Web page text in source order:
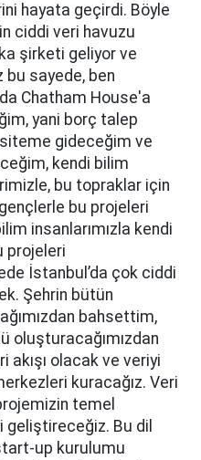
hayata geçirdi. Böyle
ciddi veri havuzu
şirketi geliyor ve
bu sayede, ben
Chatham House'a
yani borç talep
gideceğim ve
kendi bilim
bu topraklar için
bu projeleri
insanlarımızla kendi
projeleri
İstanbul’da çok ciddi
Şehrin bütün
bahsettim,
oluşturacağımızdan
olacak ve veriyi
kuracağız. Veri
temel
geliştireceğiz. Bu dil
up kurulumu